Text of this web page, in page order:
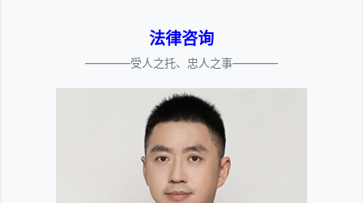
法律咨询
————受人之托、忠人之事————